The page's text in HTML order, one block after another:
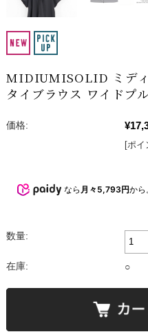
MIDIUMISOLID ミデ
タイブラウス ワイドプ
価格:
[ポイ
なら 月々5,793円から
数量:
在庫: ○